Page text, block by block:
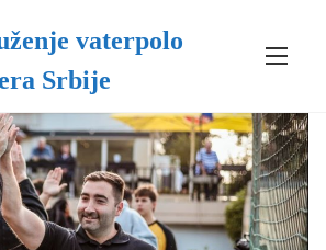
vaterpolo
Srbije